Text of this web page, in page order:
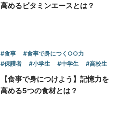
高めるビタミンエースとは？
#食事
#食事で身につく○○力
#保護者
#小学生 #中学生 #高校生
【食事で身につけよう】記憶力を
高める5つの食材とは？